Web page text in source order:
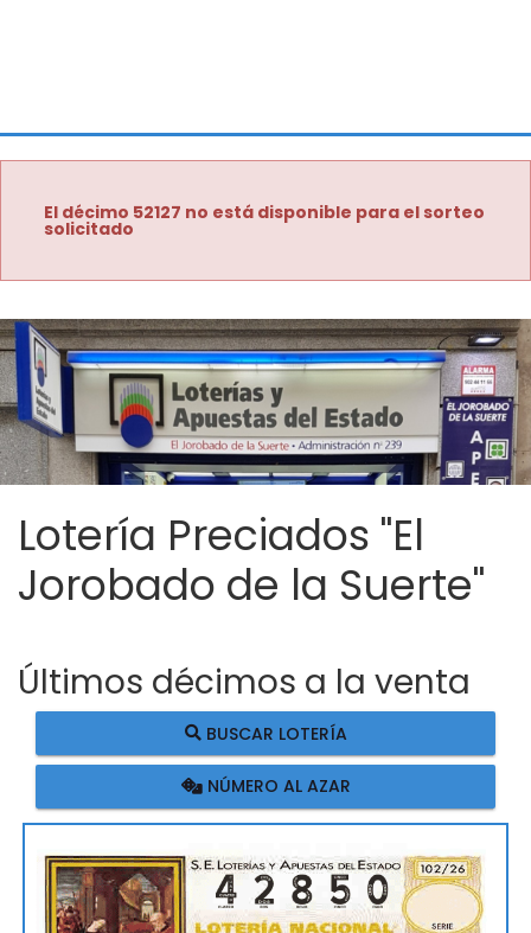
El décimo 52127 no está disponible para el sorteo
solicitado
Lotería Preciados "El
Jorobado de la Suerte"
Últimos décimos a la venta
BUSCAR LOTERÍA
NÚMERO AL AZAR